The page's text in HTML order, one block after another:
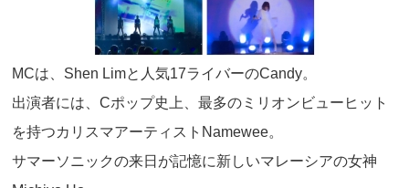
MCは、Shen Limと人気17ライバーのCandy。
出演者には、Cポップ史上、最多のミリオンビューヒット
を持つカリスマアーティストNamewee。
サマーソニックの来日が記憶に新しいマレーシアの女神